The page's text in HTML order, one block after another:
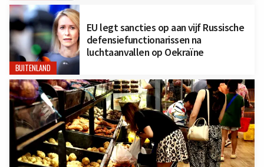
BUITENLAND
EU legt sancties op aan vijf Russische
defensiefunctionarissen na
luchtaanvallen op Oekraïne